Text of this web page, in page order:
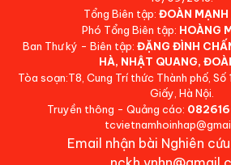
Tổng Biên tập: ĐOÀN MẠNH
Phó Tổng Biên tập: HOÀNG
Ban Thư ký - Biên tập: ĐẶNG ĐÌNH
HÀ, NHẬT QUANG,
Tòa soạn:T8, Cung Trí thức Thành phố, Số
Giấy, Hà Nội.
Truyền thông - Quảng cáo:
Email nhận bài Nghiên